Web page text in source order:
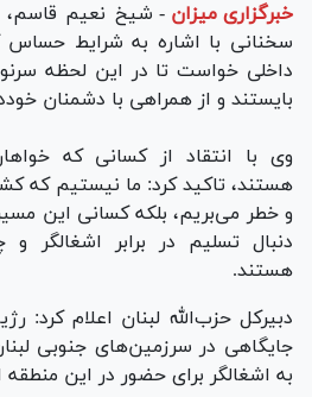
خبرگزاری میزان - شیخ نعیم قاسم،
سخنانی با اشاره به شرایط حساس
داخلی خواست تا در این لحظه
بایستند و از همراهی با دشمنان
وی با انتقاد از کسانی که
هستند، تاکید کرد: ما نیستیم که
و خطر می‌بریم، بلکه کسانی این
دنبال تسلیم در برابر
هستند.
دبیرکل حزب‌الله لبنان اعلام کرد:
جایگاهی در سرزمین‌های جنوبی
به اشغالگر برای حضور در این منطقه